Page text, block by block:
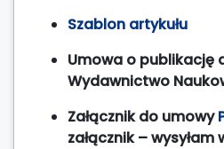
Szablon artykułu
Umowa o publikację
Wydawnictwo
Załącznik do umowy
załącznik – wysyłam